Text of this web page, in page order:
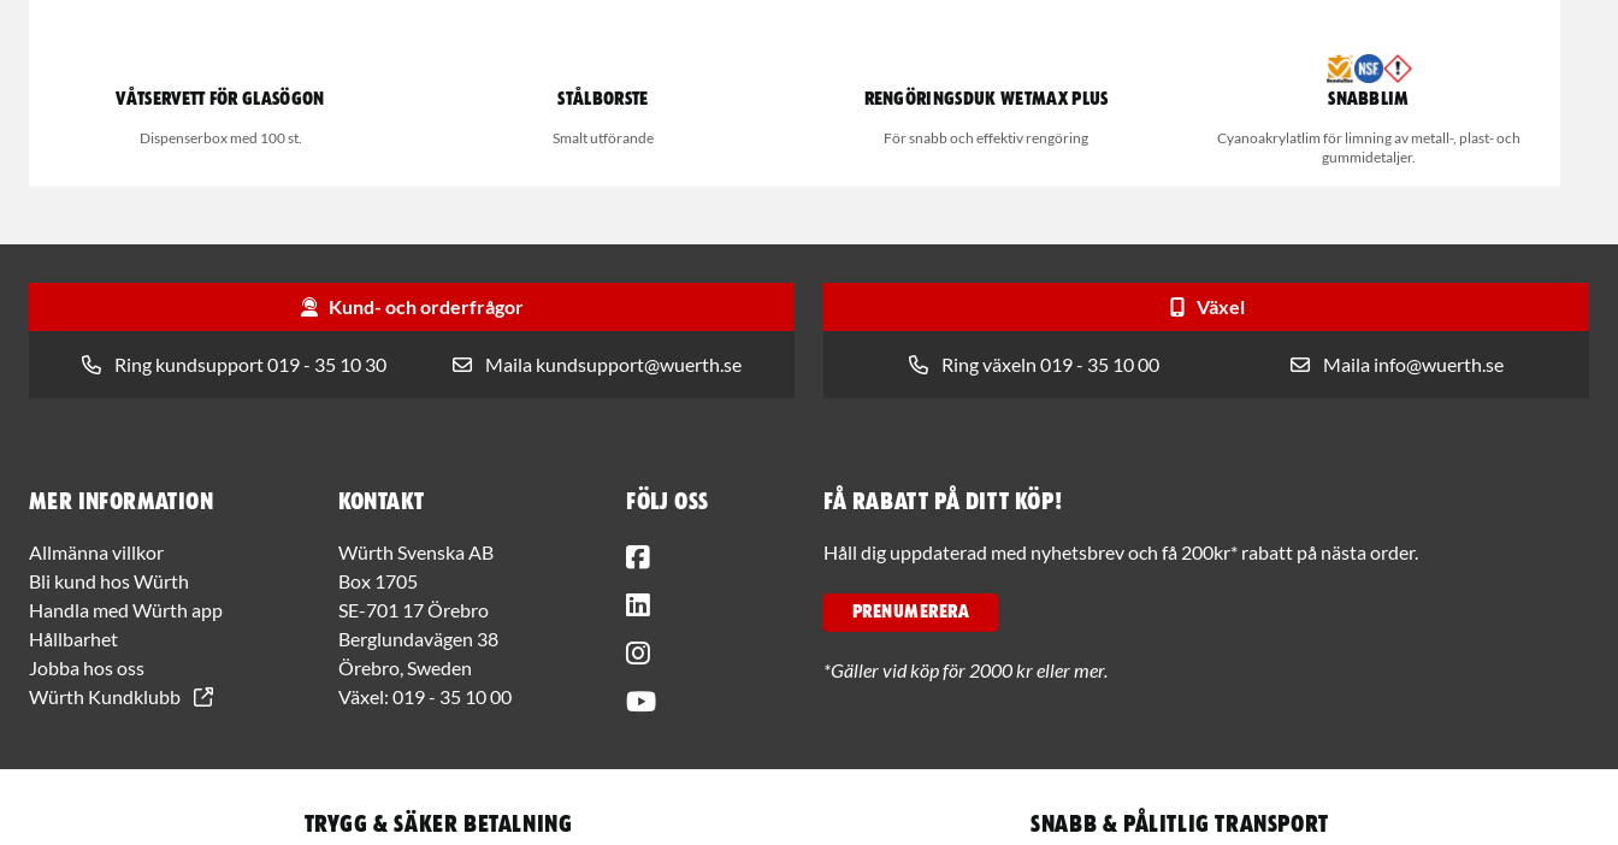
Våtservett för glasögon
Dispenserbox med 100 st.
Stålborste
Smalt utförande
Rengöringsduk Wetmax Plus
För snabb och effektiv rengöring
Snabblim
Cyanoakrylatlim för limning av metall-, plast- och
gummidetaljer.
Kund- och orderfrågor
Ring kundsupport 019 - 35 10 30 Maila kundsupport@wuerth.se
Växel
Ring växeln 019 - 35 10 00 Maila info@wuerth.se
Mer information
Allmänna villkor
Bli kund hos Würth
Handla med Würth app
Hållbarhet
Jobba hos oss
Würth Kundklubb
Kontakt
Würth Svenska AB
Box 1705
SE-701 17 Örebro
Berglundavägen 38
Örebro, Sweden
Växel: 019 - 35 10 00
Följ oss Få rabatt på ditt köp!
Håll dig uppdaterad med nyhetsbrev och få 200kr* rabatt på nästa order.
PRENUMERERA
*Gäller vid köp för 2000 kr eller mer.
Trygg & säker betalning Snabb & pålitlig transport